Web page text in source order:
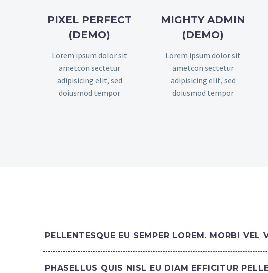
PIXEL PERFECT
(DEMO)
Lorem ipsum dolor sit
ametcon sectetur
adipisicing elit, sed
doiusmod tempor
MIGHTY ADMIN
(DEMO)
Lorem ipsum dolor sit
ametcon sectetur
adipisicing elit, sed
doiusmod tempor
PELLENTESQUE EU SEMPER LOREM. MORBI VEL
PHASELLUS QUIS NISL EU DIAM EFFICITUR